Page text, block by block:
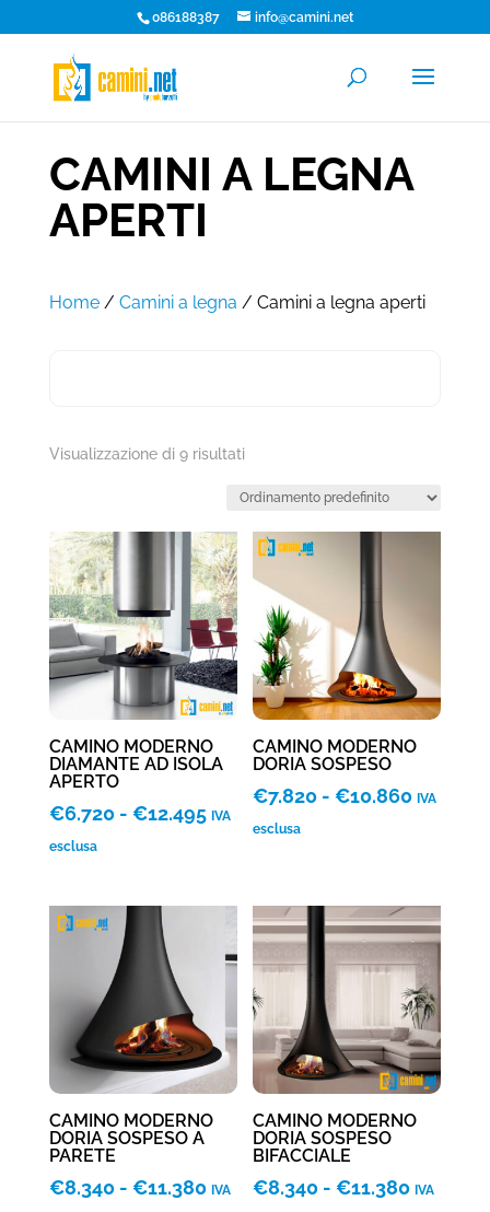
086188387 info@camini.net
CAMINI A LEGNA
APERTI
Home/ Camini a legna / Camini a legna aperti
Visualizzazione di 9 risultati
CAMINO MODERNO
DIAMANTE AD ISOLA
APERTO
€6.720 - €12.495Fascia
€6.720
€12.495
IVA
esclusa
CAMINO MODERNO
DORIA SOSPESO
€7.820 - €10.860Fascia
€7.820
a
€10.860
IVA
esclusa
CAMINO MODERNO
DORIA SOSPESO A
PARETE
€8.340 - €11.380Fascia
IVA
CAMINO MODERNO
DORIA SOSPESO
BIFACCIALE
€8.340 - €11.380Fascia
IVA